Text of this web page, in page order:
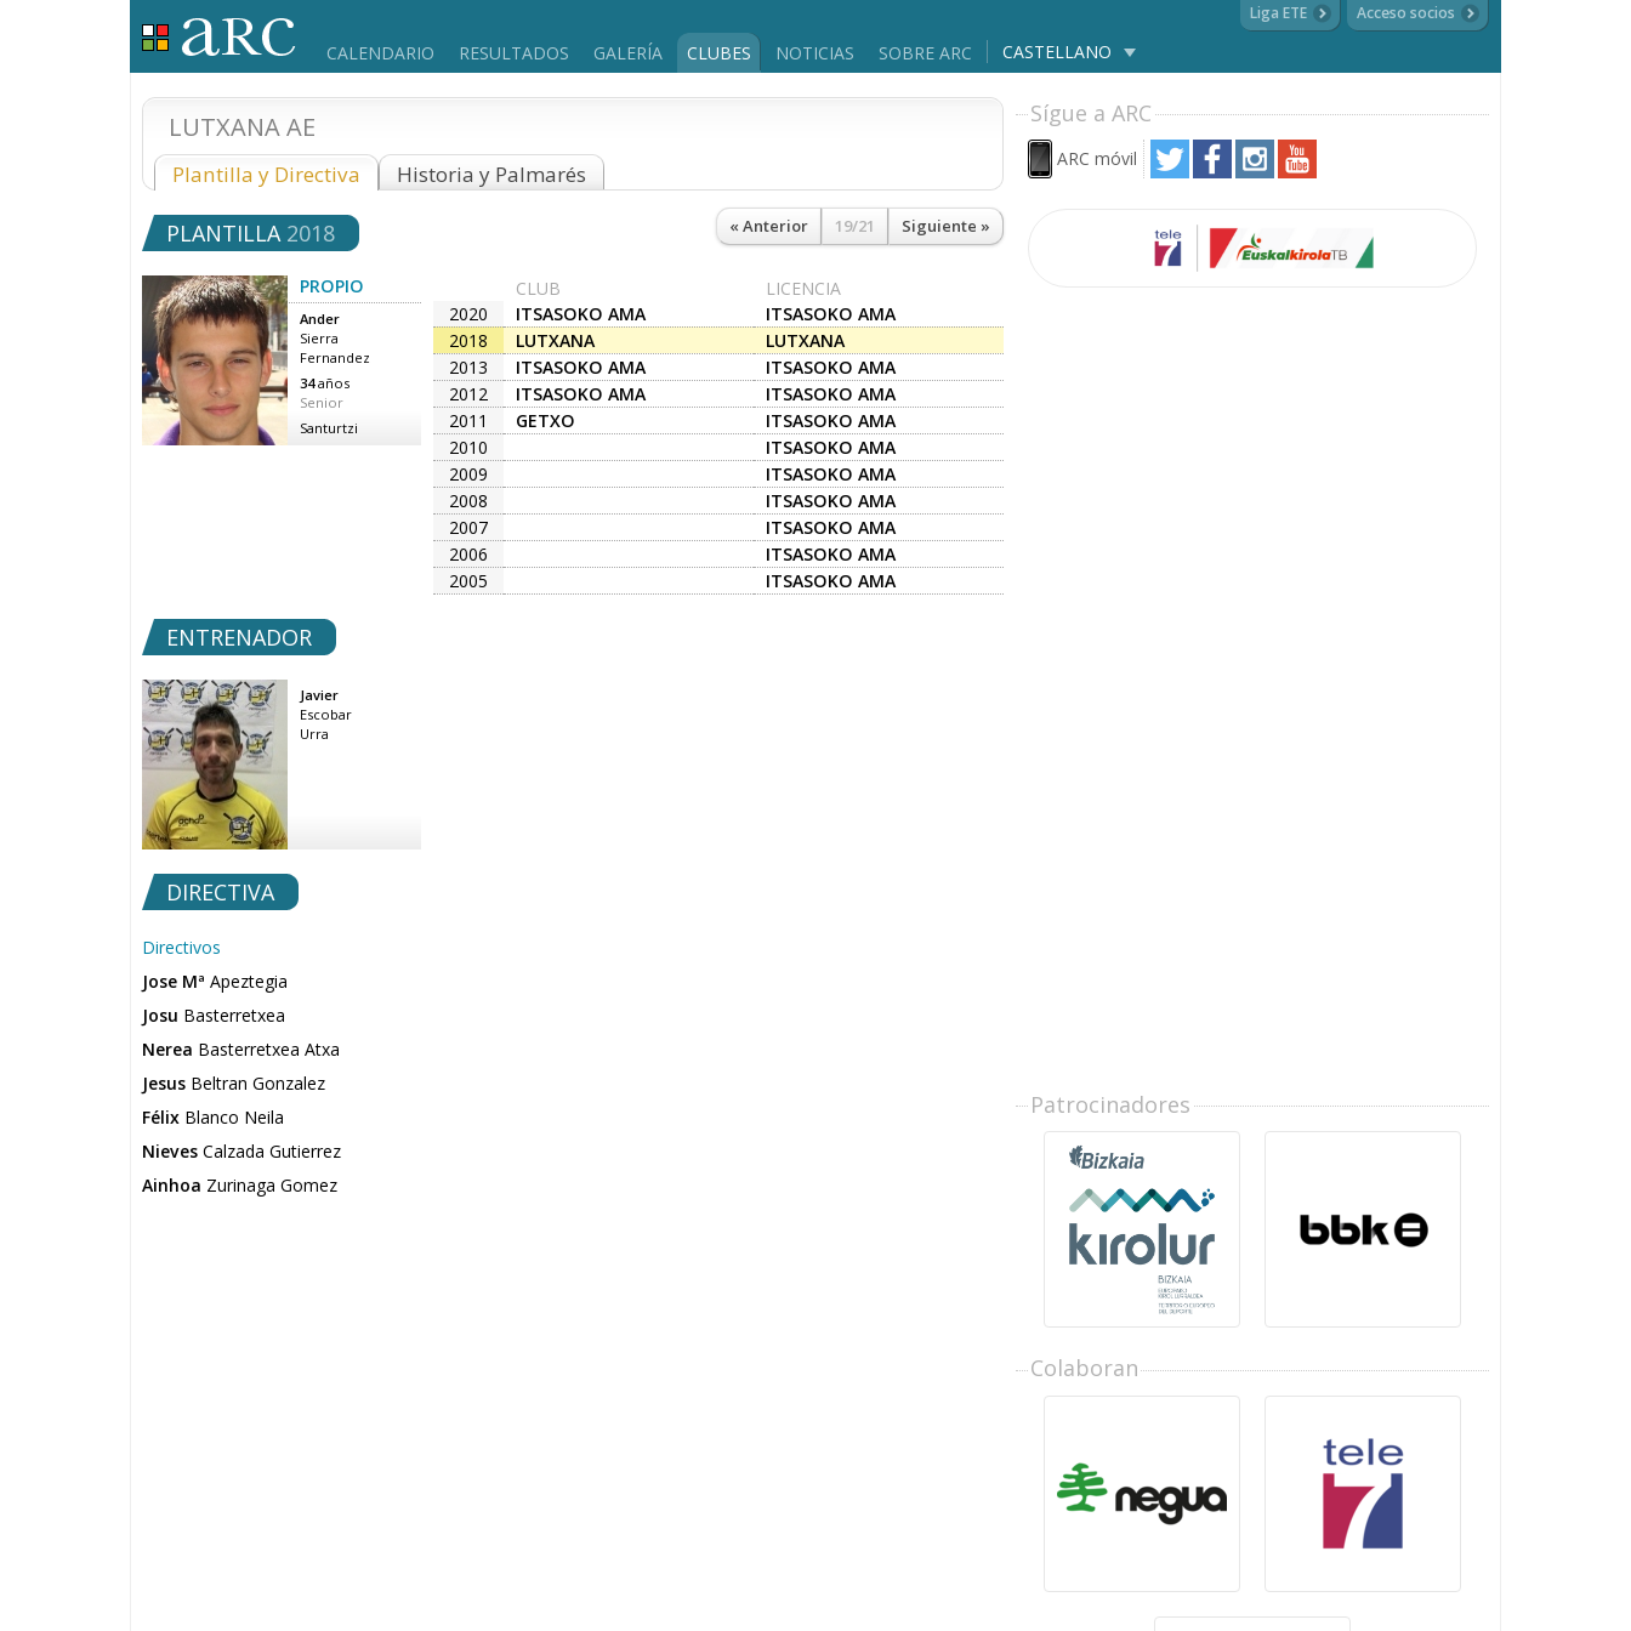
CALENDARIO RESULTADOS GALERÍA CLUBES NOTICIAS SOBRE ARC CASTELLANO
Liga ETE Acceso socios
LUTXANA AE
Plantilla y Directiva Historia y Palmarés
« Anterior 19/21 Siguiente »
PLANTILLA 2018
PROPIO
Ander
Sierra
Fernandez
34años
Senior
Santurtzi
CLUB
LICENCIA
2020
ITSASOKO AMA
ITSASOKO AMA
2018
LUTXANA
LUTXANA
2013
ITSASOKO AMA
ITSASOKO AMA
2012
ITSASOKO AMA
ITSASOKO AMA
2011
GETXO
ITSASOKO AMA
2010
ITSASOKO AMA
2009
ITSASOKO AMA
2008
ITSASOKO AMA
2007
ITSASOKO AMA
2006
ITSASOKO AMA
2005
ITSASOKO AMA
ENTRENADOR
Javier
Escobar
Urra
DIRECTIVA
Directivos
Jose Mª Apeztegia
Josu Basterretxea
Nerea Basterretxea Atxa
Jesus Beltran Gonzalez
Félix Blanco Neila
Nieves Calzada Gutierrez
Ainhoa Zurinaga Gomez
Sígue a ARC
ARC móvil
Patrocinadores
Colaboran